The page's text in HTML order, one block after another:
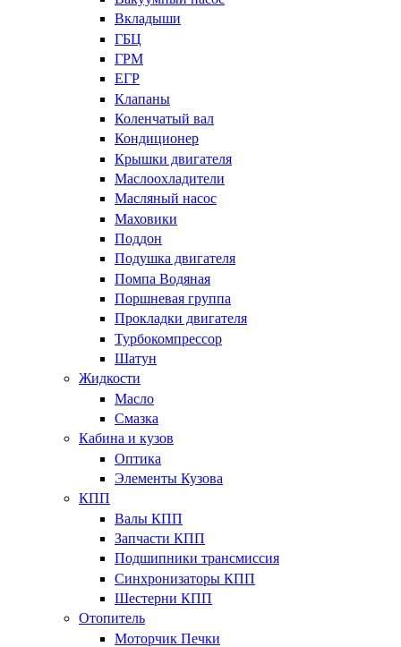
Вкладыши
ГБЦ
ГРМ
ЕГР
Клапаны
Коленчатый вал
Кондиционер
Крышки двигателя
Маслоохладители
Масляный насос
Маховики
Поддон
Подушка двигателя
Помпа Водяная
Поршневая группа
Прокладки двигателя
Турбокомпрессор
Шатун
Жидкости
Масло
Смазка
Кабина и кузов
Оптика
Элементы Кузова
КПП
Валы КПП
Запчасти КПП
Подшипники трансмиссия
Синхронизаторы КПП
Шестерни КПП
Отопитель
Моторчик Печки